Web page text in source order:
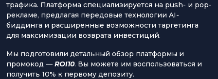
трафика. Платформа специализируется на push- и pop-
рекламе, предлагая передовые технологии AI-
биддинга и расширенные возможности таргетинга
для максимизации возврата инвестиций.
Мы подготовили детальный обзор платформы и
промокод — ROI10. Вы можете им воспользоваться и
получить 10% к первому депозиту.